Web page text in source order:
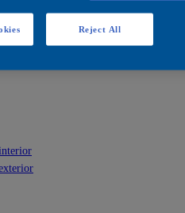
Reject All